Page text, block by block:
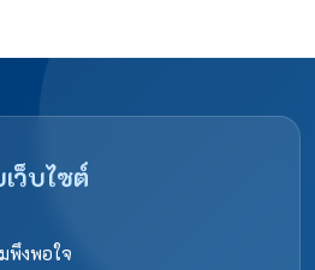
ว็บไซต์
พึงพอใจ